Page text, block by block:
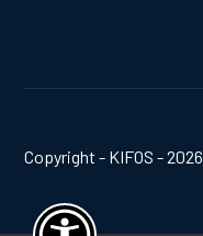
Copyright - KIFOS - 2026